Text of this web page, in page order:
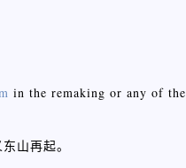
in the remaking or any of the
山再起。